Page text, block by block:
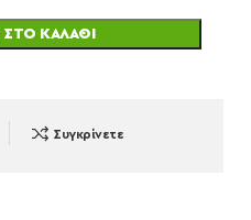
ΚΑΛΆΘΙ
Συγκρίνετε